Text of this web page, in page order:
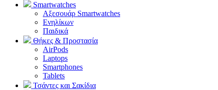
Smartwatches
Αξεσουάρ Smartwatches
Ενηλίκων
Παιδικά
Θήκες & Προστασία
AirPods
Laptops
Smartphones
Tablets
Τσάντες και Σακίδια